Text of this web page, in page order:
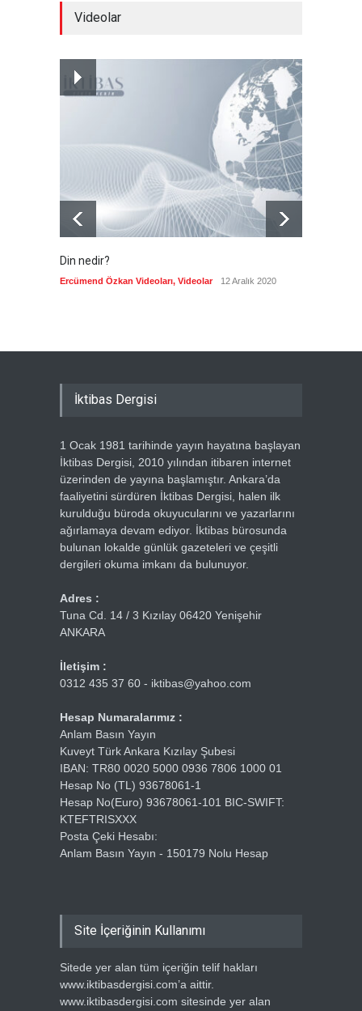
Pentagon, ABD halkına UFO
görüntüleri yayınladı!
8 Ağustos 2026
Videolar
Din nedir?
Ercümend Özkan Videoları, Videolar 12 Aralık 2020
İktibas Dergisi
1 Ocak 1981 tarihinde yayın hayatına başlayan
İktibas Dergisi, 2010 yılından itibaren internet
üzerinden de yayına başlamıştır. Ankara’da
faaliyetini sürdüren İktibas Dergisi, halen ilk
kurulduğu büroda okuyucularını ve yazarlarını
ağırlamaya devam ediyor. İktibas bürosunda
bulunan lokalde günlük gazeteleri ve çeşitli
dergileri okuma imkanı da bulunuyor.
Adres :
Tuna Cd. 14 / 3 Kızılay 06420 Yenişehir
ANKARA
İletişim :
0312 435 37 60 - iktibas@yahoo.com
Hesap Numaralarımız :
Anlam Basın Yayın
Kuveyt Türk Ankara Kızılay Şubesi
IBAN: TR80 0020 5000 0936 7806 1000 01
Hesap No (TL) 93678061-1
Hesap No(Euro) 93678061-101 BIC-SWIFT:
KTEFTRISXXX
Posta Çeki Hesabı:
Anlam Basın Yayın - 150179 Nolu Hesap
Site İçeriğinin Kullanımı
Sitede yer alan tüm içeriğin telif hakları
www.iktibasdergisi.com’a aittir.
www.iktibasdergisi.com sitesinde yer alan